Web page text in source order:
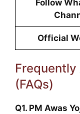
Follow
Official
Frequently
(FAQs)
Q1. PM Awas